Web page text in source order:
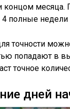
месяца.
4 полные недели
точности
попадают в
точное
дней